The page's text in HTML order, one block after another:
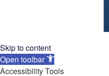
Skip to content
Open toolbar
Accessibility Tools